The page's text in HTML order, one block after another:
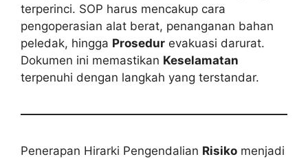
terperinci. SOP harus mencakup cara
pengoperasian alat berat, penanganan bahan
peledak, hingga Prosedur evakuasi darurat.
Dokumen ini memastikan Keselamatan
terpenuhi dengan langkah yang terstandar.
Penerapan Hirarki Pengendalian Risiko menjadi